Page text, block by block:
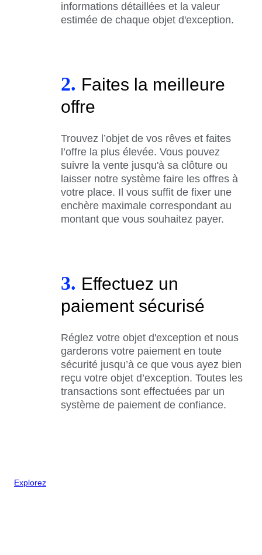
informations détaillées et la valeur
estimée de chaque objet d'exception.
2. Faites la meilleure
offre
Trouvez l’objet de vos rêves et faites
l’offre la plus élevée. Vous pouvez
suivre la vente jusqu'à sa clôture ou
laisser notre système faire les offres à
votre place. Il vous suffit de fixer une
enchère maximale correspondant au
montant que vous souhaitez payer.
3. Effectuez un
paiement sécurisé
Réglez votre objet d'exception et nous
garderons votre paiement en toute
sécurité jusqu’à ce que vous ayez bien
reçu votre objet d’exception. Toutes les
transactions sont effectuées par un
système de paiement de confiance.
Explorez